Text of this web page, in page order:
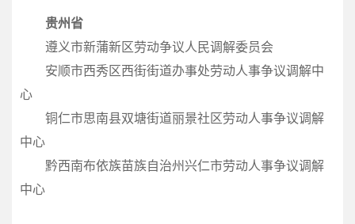
贵州省
遵义市新蒲新区劳动争议人民调解委员会
安顺市西秀区西街街道办事处劳动人事争议调解中
心
铜仁市思南县双塘街道丽景社区劳动人事争议调解
中心
黔西南布依族苗族自治州兴仁市劳动人事争议调解
中心